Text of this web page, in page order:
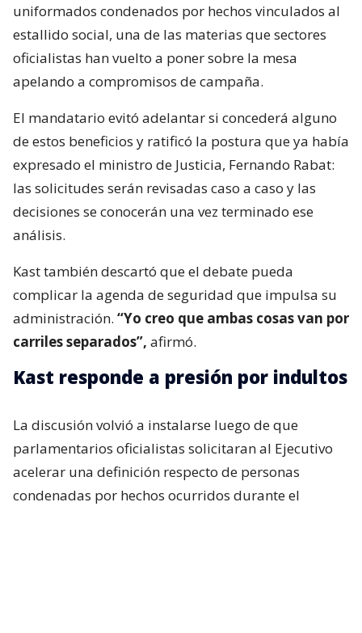
uniformados condenados por hechos vinculados al
estallido social, una de las materias que sectores
oficialistas han vuelto a poner sobre la mesa
apelando a compromisos de campaña.
El mandatario evitó adelantar si concederá alguno
de estos beneficios y ratificó la postura que ya había
expresado el ministro de Justicia, Fernando Rabat:
las solicitudes serán revisadas caso a caso y las
decisiones se conocerán una vez terminado ese
análisis.
Kast también descartó que el debate pueda
complicar la agenda de seguridad que impulsa su
administración. “Yo creo que ambas cosas van por
carriles separados”, afirmó.
Kast responde a presión por indultos
La discusión volvió a instalarse luego de que
parlamentarios oficialistas solicitaran al Ejecutivo
acelerar una definición respecto de personas
condenadas por hechos ocurridos durante el